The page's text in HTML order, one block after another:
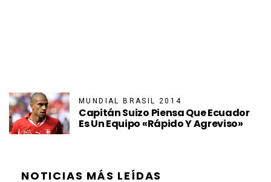
MUNDIAL BRASIL 2014
Capitán Suizo Piensa Que Ecuador
Es Un Equipo «rápido Y Agreviso»
NOTICIAS MÁS LEÍDAS